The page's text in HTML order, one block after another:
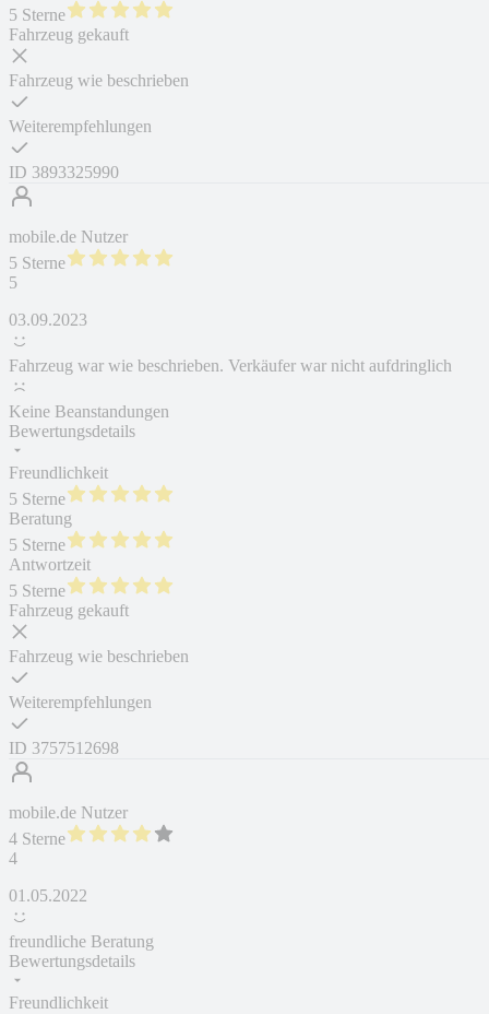
5 Sterne
Fahrzeug gekauft
Fahrzeug wie beschrieben
Weiterempfehlungen
ID 3893325990
mobile.de Nutzer
5 Sterne
5
03.09.2023
Fahrzeug war wie beschrieben. Verkäufer war nicht aufdringlich
Keine Beanstandungen
Bewertungsdetails
Freundlichkeit
5 Sterne
Beratung
5 Sterne
Antwortzeit
5 Sterne
Fahrzeug gekauft
Fahrzeug wie beschrieben
Weiterempfehlungen
ID 3757512698
mobile.de Nutzer
4 Sterne
4
01.05.2022
freundliche Beratung
Bewertungsdetails
Freundlichkeit